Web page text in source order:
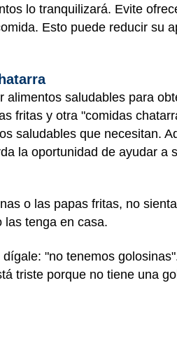
lo tranquilizará. Evite
Esto puede reducir su
alimentos saludables para
fritas y otra "comidas
saludables que necesitan.
la oportunidad de ayudar a
o las papas fritas, no
las tenga en casa.
"no tenemos
triste porque no tiene una